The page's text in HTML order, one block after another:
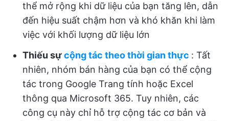
thể mở rộng khi dữ liệu của bạn tăng lên, dẫn
đến hiệu suất chậm hơn và khó khăn khi làm
việc với khối lượng dữ liệu lớn
Thiếu sựcộng tác theo thời gian thực : Tất
nhiên, nhóm bán hàng của bạn có thể cộng
tác trong Google Trang tính hoặc Excel
thông qua Microsoft 365. Tuy nhiên, các
công cụ này chỉ hỗ trợ cộng tác cơ bản và